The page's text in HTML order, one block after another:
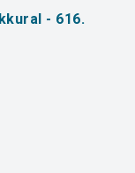
- 616.